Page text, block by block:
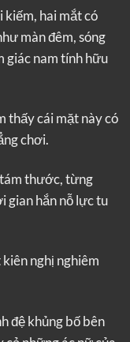
kiếm, hai mắt có
màn đêm, sóng
giác nam tính hữu
thấy cái mặt này có
chơi.
thước, từng
gian hắn nỗ lực tu
nghị nghiêm
đệ khủng bố bên